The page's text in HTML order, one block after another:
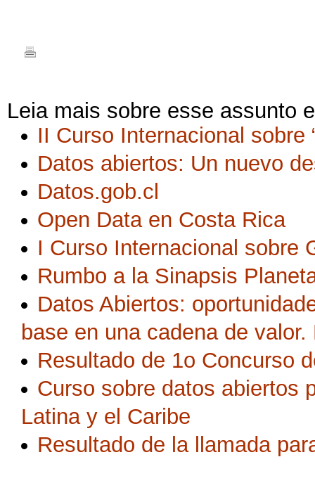
Leia mais sobre esse assunto
II Curso Internacional sobre
Datos abiertos: Un nuevo
Datos.gob.cl
Open Data en Costa Rica
I Curso Internacional sobre
Rumbo a la Sinapsis
Datos Abiertos:
base en una cadena de
Resultado de 1o Concurso
Curso sobre datos abiertos
Latina y el Caribe
Resultado de la llamada